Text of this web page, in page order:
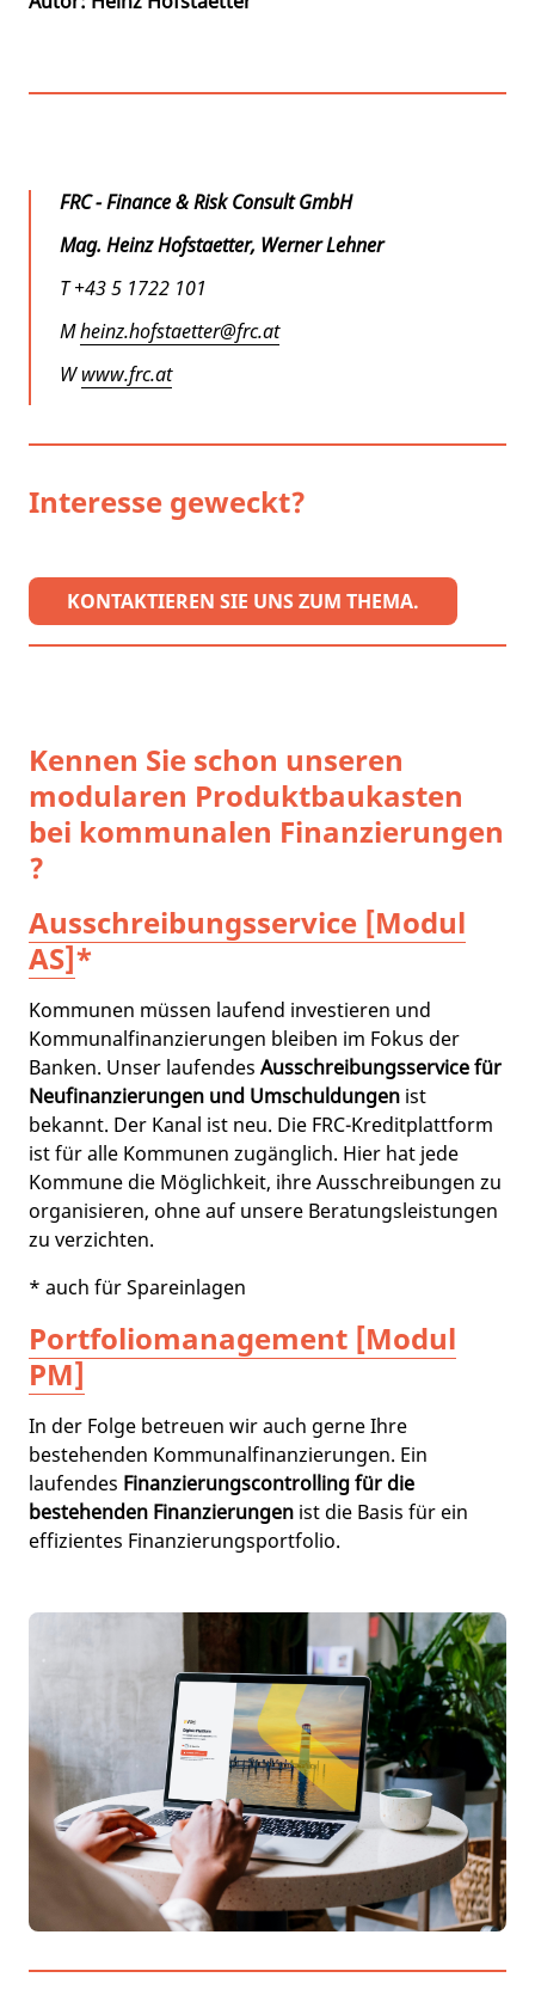
FRC - Finance & Risk Consult GmbH
Mag. Heinz Hofstaetter, Werner Lehner
T +43 5 1722 101
Mheinz.hofstaetter@frc.at
Wwww.frc.at
Interesse geweckt?
KONTAKTIEREN SIE UNS ZUM THEMA.
Kennen Sie schon unseren
modularen Produktbaukasten
bei kommunalen Finanzierungen
?
Ausschreibungsservice [Modul
AS]*
Kommunen müssen laufend investieren und
Kommunalfinanzierungen bleiben im Fokus der
Banken. Unser laufendes Ausschreibungsservice für
Neufinanzierungen und Umschuldungen ist
bekannt. Der Kanal ist neu. Die FRC-Kreditplattform
ist für alle Kommunen zugänglich. Hier hat jede
Kommune die Möglichkeit, ihre Ausschreibungen zu
organisieren, ohne auf unsere Beratungsleistungen
zu verzichten.
* auch für Spareinlagen
Portfoliomanagement [Modul
PM]
In der Folge betreuen wir auch gerne Ihre
bestehenden Kommunalfinanzierungen. Ein
laufendes Finanzierungscontrolling für die
bestehenden Finanzierungen ist die Basis für ein
effizientes Finanzierungsportfolio.